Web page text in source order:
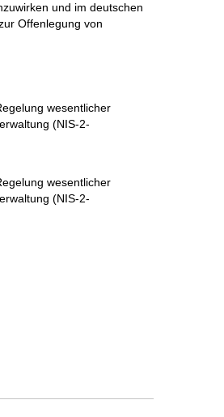
und im deutschen
Offenlegung von
wesentlicher
(NIS-2-
wesentlicher
(NIS-2-